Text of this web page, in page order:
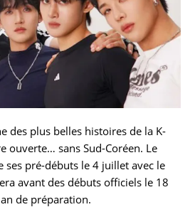
des plus belles histoires de la K-
ouverte… sans Sud-Coréen. Le
ses pré-débuts le 4 juillet avec le
avant des débuts officiels le 18
de préparation.